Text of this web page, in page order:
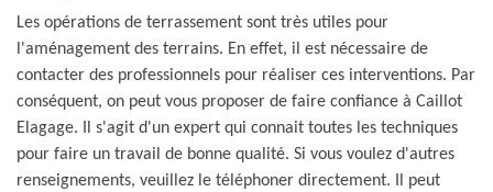
Les opérations de terrassement sont très utiles pour
l'aménagement des terrains. En effet, il est nécessaire de
contacter des professionnels pour réaliser ces interventions. Par
conséquent, on peut vous proposer de faire confiance à Caillot
Elagage. Il s'agit d'un expert qui connait toutes les techniques
pour faire un travail de bonne qualité. Si vous voulez d'autres
renseignements, veuillez le téléphoner directement. Il peut